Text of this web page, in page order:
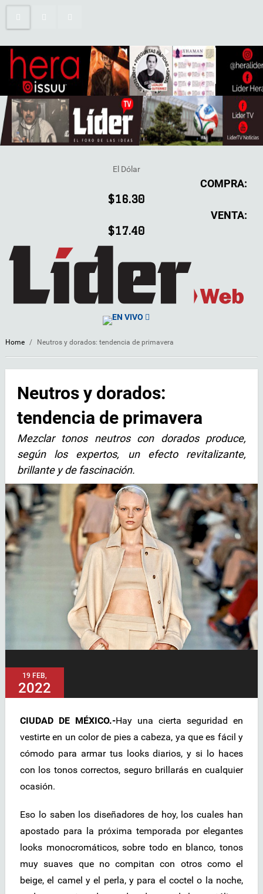
El Dólar
COMPRA:
$16.30
VENTA:
$17.40
EN VIVO
Home / Neutros y dorados: tendencia de primavera
Neutros y dorados:
tendencia de primavera
Mezclar tonos neutros con dorados produce,
según los expertos, un efecto revitalizante,
brillante y de fascinación.
19 FEB,
2022
CIUDAD DE MÉXICO.-Hay una cierta seguridad en
vestirte en un color de pies a cabeza, ya que es fácil y
cómodo para armar tus looks diarios, y si lo haces
con los tonos correctos, seguro brillarás en cualquier
ocasión.
Eso lo saben los diseñadores de hoy, los cuales han
apostado para la próxima temporada por elegantes
looks monocromáticos, sobre todo en blanco, tonos
muy suaves que no compitan con otros como el
beige, el camel y el perla, y para el coctel o la noche,